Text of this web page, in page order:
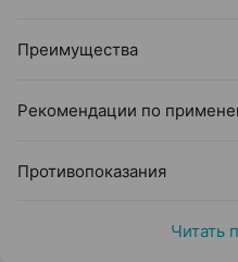
Преимущества
Рекомендации по
Противопоказания
Читать